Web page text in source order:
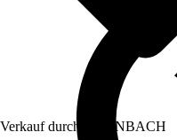
Verkauf durch: HORNBACH